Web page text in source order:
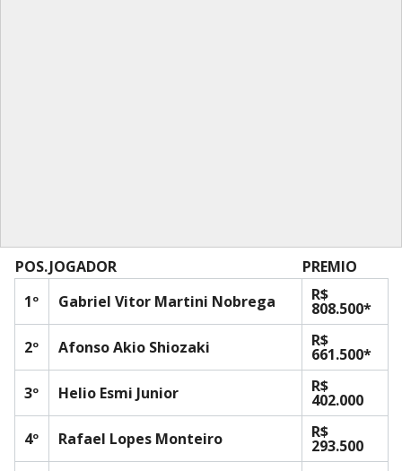
POS.JOGADOR
PREMIO
1º
Gabriel Vitor Martini Nobrega R$
808.500*
2º
Afonso Akio Shiozaki R$
661.500*
3º
Helio Esmi Junior R$
402.000
4º
Rafael Lopes Monteiro R$
293.500